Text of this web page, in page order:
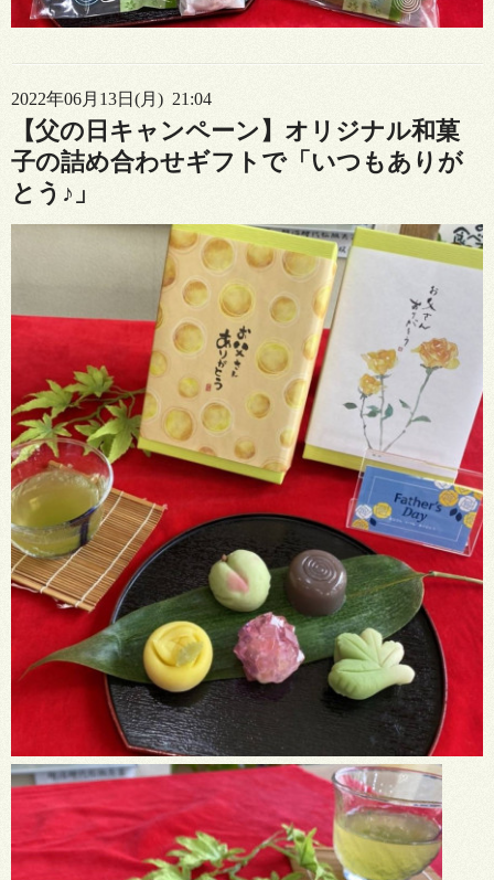
2022年06月13日(月) 21:04
【父の日キャンペーン】オリジナル和菓
子の詰め合わせギフトで「いつもありが
とう♪」